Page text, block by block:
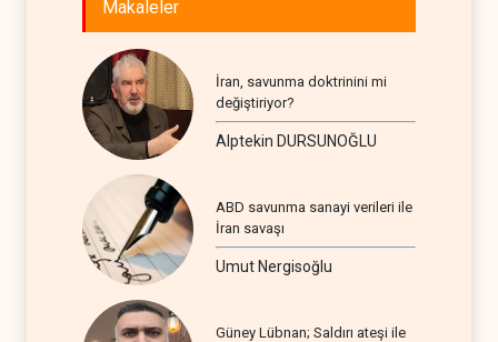
Makaleler
İran, savunma doktrinini mi
değiştiriyor?
Alptekin DURSUNOĞLU
ABD savunma sanayi verileri ile
İran savaşı
Umut Nergisoğlu
Güney Lübnan; Saldırı ateşi ile